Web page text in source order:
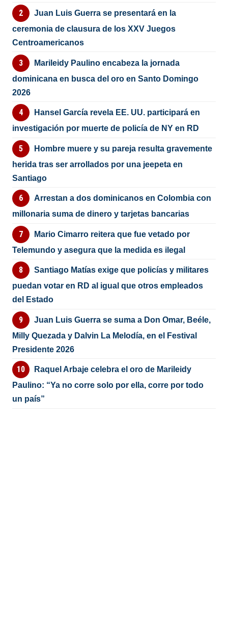
Juan Luis Guerra se presentará en la
ceremonia de clausura de los XXV Juegos
Centroamericanos
Marileidy Paulino encabeza la jornada
dominicana en busca del oro en Santo Domingo
2026
Hansel García revela EE. UU. participará en
investigación por muerte de policía de NY en RD
Hombre muere y su pareja resulta gravemente
herida tras ser arrollados por una jeepeta en
Santiago
Arrestan a dos dominicanos en Colombia con
millonaria suma de dinero y tarjetas bancarias
Mario Cimarro reitera que fue vetado por
Telemundo y asegura que la medida es ilegal
Santiago Matías exige que policías y militares
puedan votar en RD al igual que otros empleados
del Estado
Juan Luis Guerra se suma a Don Omar, Beéle,
Milly Quezada y Dalvin La Melodía, en el Festival
Presidente 2026
Raquel Arbaje celebra el oro de Marileidy
Paulino: “Ya no corre solo por ella, corre por todo
un país”